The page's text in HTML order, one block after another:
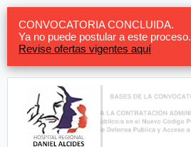
CONVOCATORIA CONCLUIDA.
Ya no puede postular a este proceso.
Revise ofertas vigentes aquí